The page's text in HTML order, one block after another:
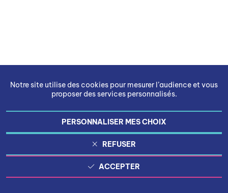
Notre site utilise des cookies pour mesurer l’audience et vous
proposer des services personnalisés.
PERSONNALISER MES CHOIX
REFUSER
ACCEPTER